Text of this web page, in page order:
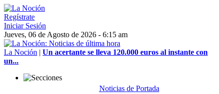
Regístrate
Iniciar Sesión
Jueves, 06 de Agosto de 2026 - 6:15 am
La Noción | Un acertante se lleva 120.000 euros al instante con
un...
Noticias de Portada